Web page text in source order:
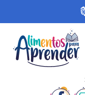
Pasar al contenido